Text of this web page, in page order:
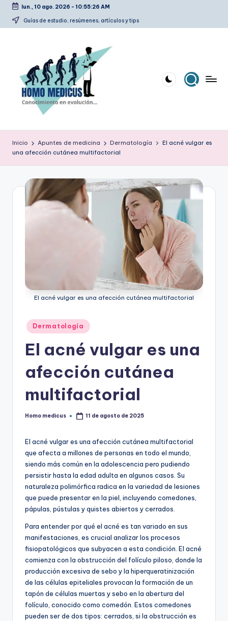
Saltar
lun., 10 ago. 2026 - 10:55:27 AM
Guías de estudio, resúmenes, artículos y tips
o
m
m
estudio,
tips
Inicio Apuntes de medicina Dermatología
El acné vulgar es
una afección cutánea multifactorial
El acné vulgar es una afección cutánea multifactorial
Publicado
en
Dermatología
El acné vulgar es una
afección cutánea
multifactorial
Publicado
Homo medicus 11 de agosto de 2025
El acné vulgar es una afección cutánea multifactorial
que afecta a millones de personas en todo el mundo,
siendo más común en la adolescencia pero pudiendo
persistir hasta la edad adulta en algunos casos. Su
naturaleza polimórfica radica en la variedad de lesiones
que puede presentar en la piel, incluyendo comedones,
pápulas, pústulas y quistes abiertos y cerrados.
Para entender por qué el acné es tan variado en sus
manifestaciones, es crucial analizar los procesos
fisiopatológicos que subyacen a esta condición. El acné
comienza con la obstrucción del folículo piloso, donde la
producción excesiva de sebo y la hiperqueratinización
de las células epiteliales provocan la formación de un
tapón de células muertas y sebo en la abertura del
folículo, conocido como comedón. Estos comedones
pueden ser de dos tipos: cerrados, si la obstrucción es